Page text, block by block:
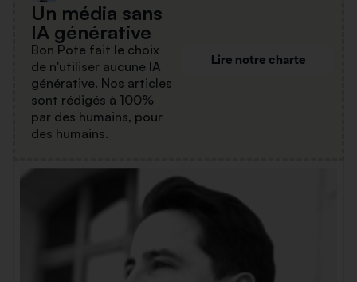
Un média sans
IA générative
Bon Pote fait le choix
de n'utiliser aucune IA
générative. Nos articles
sont rédigés à 100%
par des humains, pour
des humains.
Lire notre charte